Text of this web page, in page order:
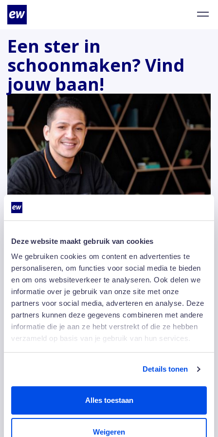
Deze website maakt gebruik van cookies
We gebruiken cookies om content en advertenties te
personaliseren, om functies voor social media te bieden
en om ons websiteverkeer te analyseren. Ook delen we
informatie over je gebruik van onze site met onze
partners voor social media, adverteren en analyse. Deze
partners kunnen deze gegevens combineren met andere
informatie die je aan ze hebt verstrekt of die ze hebben
verzameld op basis van je gebruik van hun services.
Details tonen
Alles toestaan
Weigeren
Een ster in
schoonmaken? Vind
jouw baan!
Afwasser
Schoonmaker Hotel